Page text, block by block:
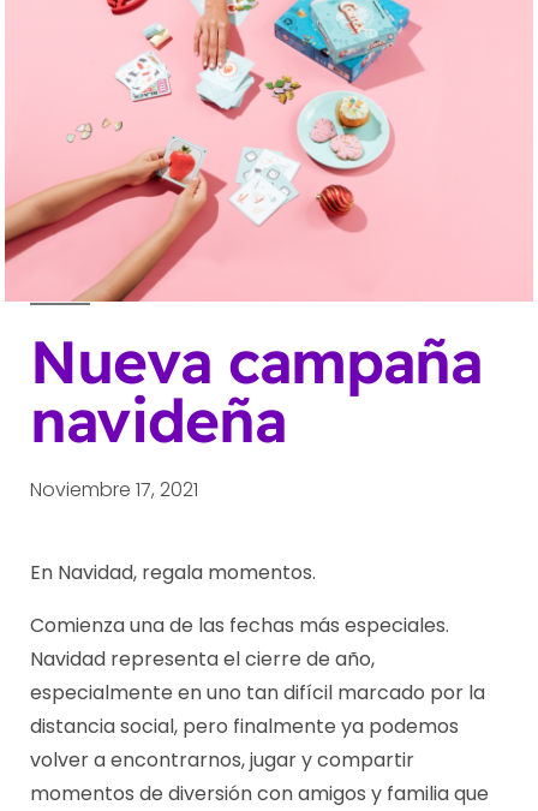
Nueva campaña
navideña
Noviembre 17, 2021
En Navidad, regala momentos.
Comienza una de las fechas más especiales.
Navidad representa el cierre de año,
especialmente en uno tan difícil marcado por la
distancia social, pero finalmente ya podemos
volver a encontrarnos, jugar y compartir
momentos de diversión con amigos y familia que